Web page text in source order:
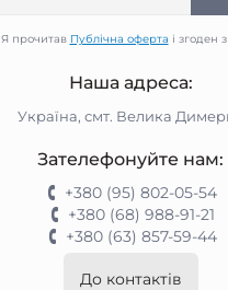
Я прочитав Публічна оферта і згоден
Наша адреса:
Україна, смт. Велика
Зателефонуйте нам:
+380 (95) 802-05-54
+380 (68) 988-91-21
+380 (63) 857-59-44
До контактів